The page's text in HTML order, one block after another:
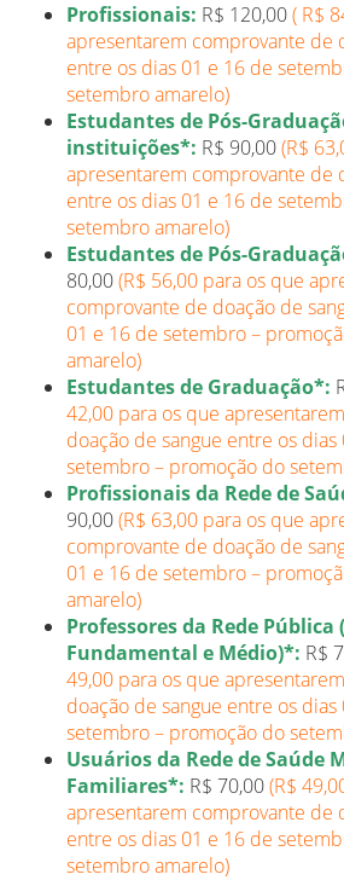
Profissionais: R$ 120,00( R$
apresentarem comprovante de
entre os dias 01 e 16 de
setembro amarelo)
Estudantes de Pós-
instituições*: R$ 90,00(R$
apresentarem comprovante de
entre os dias 01 e 16 de
setembro amarelo)
Estudantes de Pós-
80,00(R$ 56,00 para os que
comprovante de doação de
01 e 16 de setembro –
amarelo)
Estudantes de Graduação*:
42,00 para os que
doação de sangue entre os dias
setembro – promoção do
Profissionais da Rede de
90,00(R$ 63,00 para os que
comprovante de doação de
01 e 16 de setembro –
amarelo)
Professores da Rede Pública
Fundamental e Médio)*: R$
49,00 para os que
doação de sangue entre os dias
setembro – promoção do
Usuários da Rede de Saúde
Familiares*: R$ 70,00(R$
apresentarem comprovante de
entre os dias 01 e 16 de
setembro amarelo)